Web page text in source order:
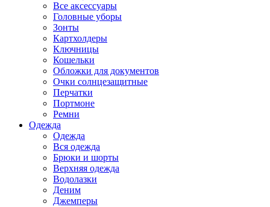
Все аксессуары
Головные уборы
Зонты
Картхолдеры
Ключницы
Кошельки
Обложки для документов
Очки солнцезащитные
Перчатки
Портмоне
Ремни
Одежда
Одежда
Вся одежда
Брюки и шорты
Верхняя одежда
Водолазки
Деним
Джемперы